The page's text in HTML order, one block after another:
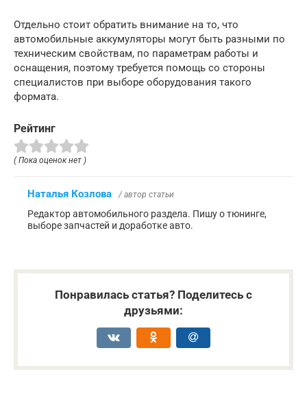
Отдельно стоит обратить внимание на то, что
автомобильные аккумуляторы могут быть разными по
техническим свойствам, по параметрам работы и
оснащения, поэтому требуется помощь со стороны
специалистов при выборе оборудования такого
формата.
Рейтинг
( Пока оценок нет )
Наталья Козлова / автор статьи
Редактор автомобильного раздела. Пишу о тюнинге,
выборе запчастей и доработке авто.
Понравилась статья? Поделитесь с
друзьями: